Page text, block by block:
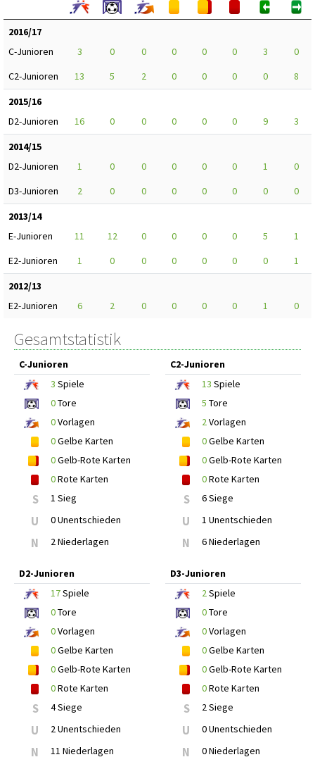
2016/17
C-Junioren
3 0 0 0 0 0 3
0
C2-Junioren
13 5 2 0 0 0 0
8
2015/16
D2-Junioren
16 0 0 0 0 0 9
3
2014/15
D2-Junioren
1 0 0 0 0 0 1
0
D3-Junioren
2 0 0 0 0 0 0
0
2013/14
E-Junioren
11 12 0 0 0 0 5
1
E2-Junioren
1 0 0 0 0 0 0
1
2012/13
E2-Junioren
6 2 0 0 0 0 1 0
Gesamtstatistik
C-Junioren
3 Spiele
0Tore
0Vorlagen
0Gelbe Karten
0Gelb-Rote Karten
0Rote Karten
S 1 Sieg
U 0 Unentschieden
N 2 Niederlagen
C2-Junioren
13 Spiele
5 Tore
2Vorlagen
0Gelbe Karten
0Gelb-Rote Karten
0Rote Karten
S 6 Siege
U 1 Unentschieden
N 6 Niederlagen
D2-Junioren
17Spiele
0Tore
0Vorlagen
0Gelbe Karten
0Gelb-Rote Karten
0Rote Karten
S 4 Siege
U 2 Unentschieden
N 11 Niederlagen
D3-Junioren
2Spiele
0Tore
0Vorlagen
0Gelbe Karten
0Gelb-Rote Karten
0Rote Karten
S 2 Siege
U 0 Unentschieden
N 0 Niederlagen